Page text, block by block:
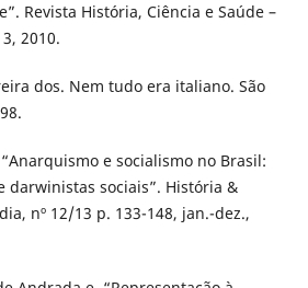
Revista História, Ciência e Saúde –
2010.
dos. Nem tudo era italiano. São
“Anarquismo e socialismo no Brasil:
darwinistas sociais”. História &
nº 12/13 p. 133-148, jan.-dez.,